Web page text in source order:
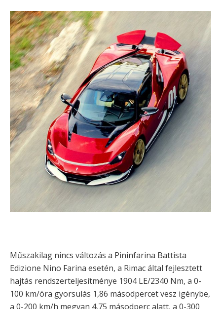
Műszakilag nincs változás a Pininfarina Battista
Edizione Nino Farina esetén, a Rimac által fejlesztett
hajtás rendszerteljesítménye 1904 LE/2340 Nm, a 0-
100 km/óra gyorsulás 1,86 másodpercet vesz igénybe,
a 0-200 km/h megvan 4,75 másodperc alatt, a 0-300